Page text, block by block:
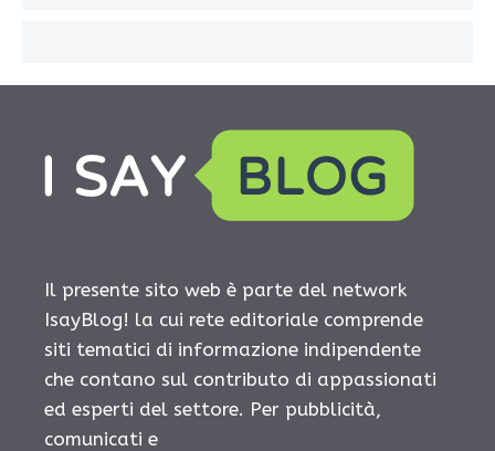
Il presente sito web è parte del network
IsayBlog! la cui rete editoriale comprende
siti tematici di informazione indipendente
che contano sul contributo di appassionati
ed esperti del settore. Per pubblicità,
comunicati e